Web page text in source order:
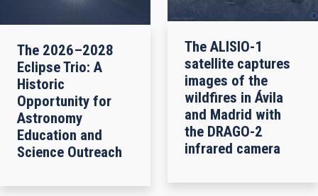
The 2026–2028
Eclipse Trio: A
Historic
Opportunity for
Astronomy
Education and
Science Outreach
The ALISIO-1
satellite captures
images of the
wildfires in Ávila
and Madrid with
the DRAGO-2
infrared camera